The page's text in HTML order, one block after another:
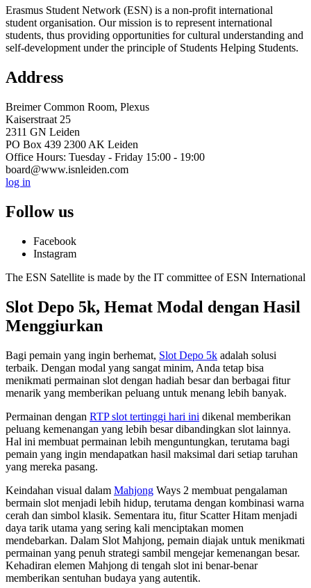
Erasmus Student Network (ESN) is a non-profit international
student organisation. Our mission is to represent international
students, thus providing opportunities for cultural understanding and
self-development under the principle of Students Helping Students.
Address
Breimer Common Room, Plexus
Kaiserstraat 25
2311 GN Leiden
PO Box 439 2300 AK Leiden
Office Hours: Tuesday - Friday 15:00 - 19:00
board@www.isnleiden.com
log in
Follow us
Facebook
Instagram
The ESN Satellite is made by the IT committee of ESN International
Slot Depo 5k, Hemat Modal dengan Hasil
Menggiurkan
Bagi pemain yang ingin berhemat, Slot Depo 5k adalah solusi
terbaik. Dengan modal yang sangat minim, Anda tetap bisa
menikmati permainan slot dengan hadiah besar dan berbagai fitur
menarik yang memberikan peluang untuk menang lebih banyak.
Permainan dengan RTP slot tertinggi hari ini dikenal memberikan
peluang kemenangan yang lebih besar dibandingkan slot lainnya.
Hal ini membuat permainan lebih menguntungkan, terutama bagi
pemain yang ingin mendapatkan hasil maksimal dari setiap taruhan
yang mereka pasang.
Keindahan visual dalam Mahjong Ways 2 membuat pengalaman
bermain slot menjadi lebih hidup, terutama dengan kombinasi warna
cerah dan simbol klasik. Sementara itu, fitur Scatter Hitam menjadi
daya tarik utama yang sering kali menciptakan momen
mendebarkan. Dalam Slot Mahjong, pemain diajak untuk menikmati
permainan yang penuh strategi sambil mengejar kemenangan besar.
Kehadiran elemen Mahjong di tengah slot ini benar-benar
memberikan sentuhan budaya yang autentik.